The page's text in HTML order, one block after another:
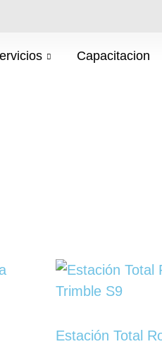
Capacitacion
Estación Total